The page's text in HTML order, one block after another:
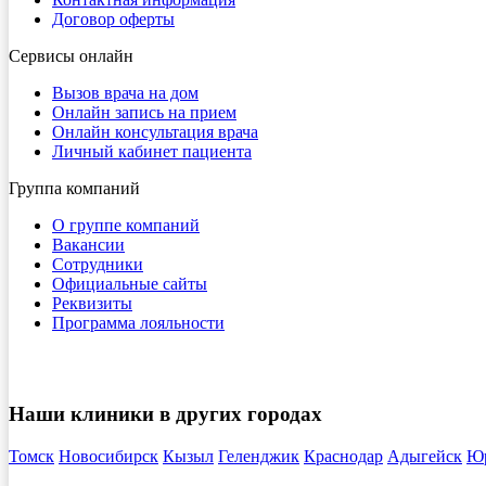
Договор оферты
Сервисы онлайн
Вызов врача на дом
Онлайн запись на прием
Онлайн консультация врача
Личный кабинет пациента
Группа компаний
О группе компаний
Вакансии
Сотрудники
Официальные сайты
Реквизиты
Программа лояльности
Наши клиники в других городах
Томск Новосибирск Кызыл Геленджик Краснодар Адыгейск